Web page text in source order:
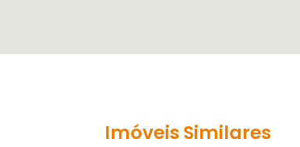
Imóveis Similares